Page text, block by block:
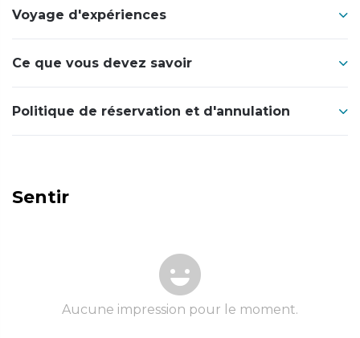
Voyage d'expériences
Ce que vous devez savoir
Politique de réservation et d'annulation
Sentir
Aucune impression pour le moment.